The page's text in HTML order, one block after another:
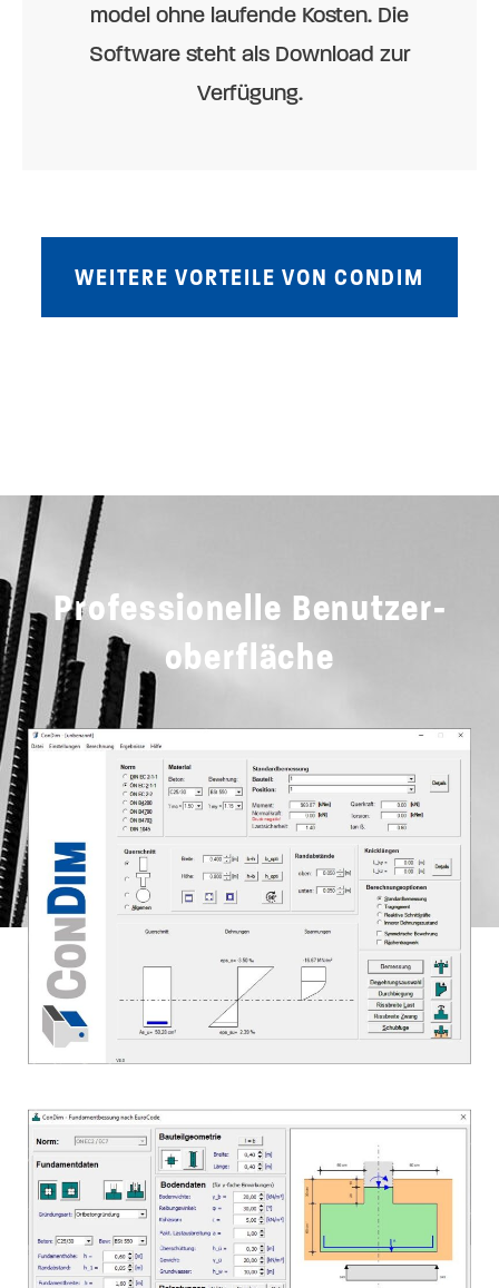
model ohne laufende Kosten. Die
Software steht als Download zur
Verfügung.
WEITERE VORTEILE VON CONDIM
Professionelle Benutzer­
oberfläche